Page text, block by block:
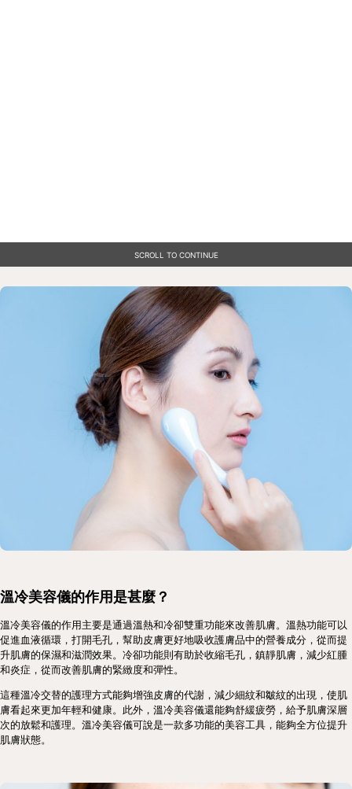
SCROLL TO CONTINUE
溫冷美容儀的作用是甚麼？
溫冷美容儀的作用主要是通過溫熱和冷卻雙重功能來改善肌膚。溫熱功能可以
促進血液循環，打開毛孔，幫助皮膚更好地吸收護膚品中的營養成分，從而提
升肌膚的保濕和滋潤效果。冷卻功能則有助於收縮毛孔，鎮靜肌膚，減少紅腫
和炎症，從而改善肌膚的緊緻度和彈性。
這種溫冷交替的護理方式能夠增強皮膚的代謝，減少細紋和皺紋的出現，使肌
膚看起來更加年輕和健康。此外，溫冷美容儀還能夠舒緩疲勞，給予肌膚深層
次的放鬆和護理。溫冷美容儀可說是一款多功能的美容工具，能夠全方位提升
肌膚狀態。